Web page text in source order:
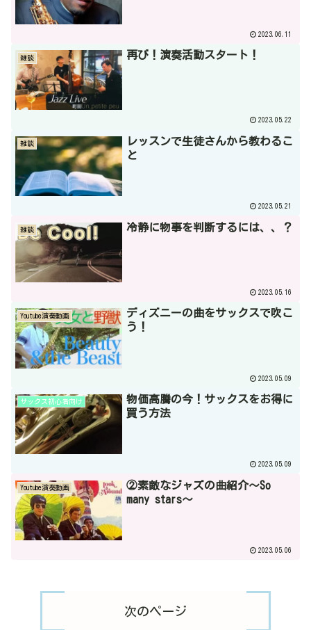
2023.06.11
雑談 再び！演奏活動スタート！
2023.05.22
雑談
レッスンで生徒さんから教わるこ
と
2023.05.21
雑談 冷静に物事を判断するには、、？
2023.05.16
Youtube演奏動画
ディズニーの曲をサックスで吹こ
う！
2023.05.09
サックス初心者向け
物価高騰の今！サックスをお得に
買う方法
2023.05.09
Youtube演奏動画
②素敵なジャズの曲紹介～So
many stars～
2023.05.06
次のページ